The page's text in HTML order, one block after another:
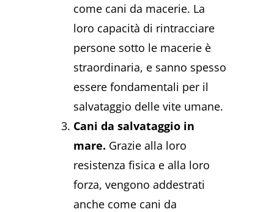
come cani da macerie. La
loro capacità di rintracciare
persone sotto le macerie è
straordinaria, e sanno spesso
essere fondamentali per il
salvataggio delle vite umane.
Cani da salvataggio in
mare. Grazie alla loro
resistenza fisica e alla loro
forza, vengono addestrati
anche come cani da